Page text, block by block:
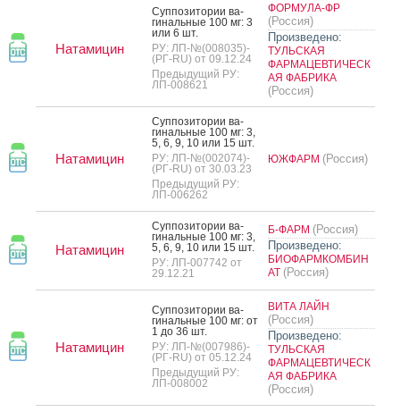
Натамицин
Суп­по­зито­рии ва­
гиналь­ные 100 мг: 3
или 6 шт.
РУ: ЛП-№(008035)-
(РГ-RU) от 09.12.24
Предыдущий РУ:
ЛП-008621
ФОРМУЛА-ФР
(Россия)
Произведено:
ТУЛЬСКАЯ
ФАРМАЦЕВТИЧЕСК
АЯ ФАБРИКА
(Россия)
Натамицин
Суп­по­зито­рии ва­
гиналь­ные 100 мг: 3,
5, 6, 9, 10 или 15 шт.
РУ: ЛП-№(002074)-
(РГ-RU) от 30.03.23
Предыдущий РУ:
ЛП-006262
ЮЖФАРМ (Россия)
Натамицин
Суп­по­зито­рии ва­
гиналь­ные 100 мг: 3,
5, 6, 9, 10 или 15 шт.
РУ: ЛП-007742 от
29.12.21
Б-ФАРМ (Россия)
Произведено:
БИОФАРМКОМБИН
АТ (Россия)
Натамицин
Суп­по­зито­рии ва­
гиналь­ные 100 мг: от
1 до 36 шт.
РУ: ЛП-№(007986)-
(РГ-RU) от 05.12.24
Предыдущий РУ:
ЛП-008002
ВИТА ЛАЙН
(Россия)
Произведено:
ТУЛЬСКАЯ
ФАРМАЦЕВТИЧЕСК
АЯ ФАБРИКА
(Россия)